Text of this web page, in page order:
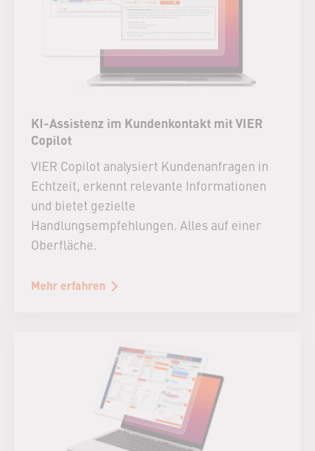
KI-Assistenz im Kundenkontakt mit VIER
Copilot
VIER Copilot analysiert Kundenanfragen in
Echtzeit, erkennt relevante Informationen
und bietet gezielte
Handlungsempfehlungen. Alles auf einer
Oberfläche.
Mehr erfahren